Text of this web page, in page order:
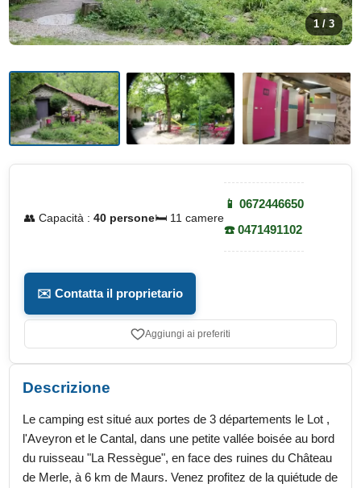
1 / 3
👥 Capacità :40 persone🛏️ 11 camere
📱 0672446650
☎️ 0471491102
✉️ Contatta il proprietario
Aggiungi ai preferiti
Descrizione
Le camping est situé aux portes de 3 départements le Lot ,
l'Aveyron et le Cantal, dans une petite vallée boisée au bord
du ruisseau "La Ressègue", en face des ruines du Château
de Merle, à 6 km de Maurs. Venez profitez de la quiétude de